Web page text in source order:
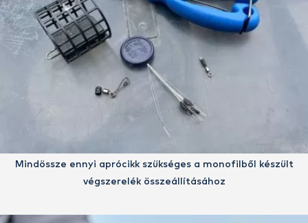
Mindössze ennyi aprócikk szükséges a monofilből készült
végszerelék összeállításához